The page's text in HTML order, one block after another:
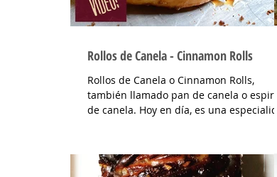
Rollos de Canela - Cinnamon Rolls
Rollos de Canela o Cinnamon Rolls,
también llamado pan de canela o espiral
de canela. Hoy en día, es una especialidad